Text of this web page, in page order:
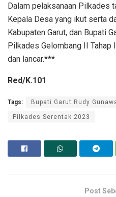
Dalam pelaksanaan Pilkades
Kepala Desa yang ikut serta
Kabupaten Garut, dan Bupati
Pilkades Gelombang II Tahap
dan lancar.***
Red/K.101
Tags: Bupati Garut Rudy
Pilkades Serentak 2023
Post